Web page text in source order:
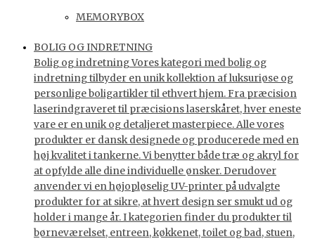
MEMORYBOX
BOLIG OG INDRETNING
Bolig og indretning Vores kategori med bolig og
indretning tilbyder en unik kollektion af luksuriøse og
personlige boligartikler til ethvert hjem. Fra præcision
laserindgraveret til præcisions laserskåret, hver eneste
vare er en unik og detaljeret masterpiece. Alle vores
produkter er dansk designede og producerede med en
høj kvalitet i tankerne. Vi benytter både træ og akryl for
at opfylde alle dine individuelle ønsker. Derudover
anvender vi en højopløselig UV-printer på udvalgte
produkter for at sikre, at hvert design ser smukt ud og
holder i mange år. I kategorien finder du produkter til
børneværelset, entreen, køkkenet, toilet og bad, stuen,